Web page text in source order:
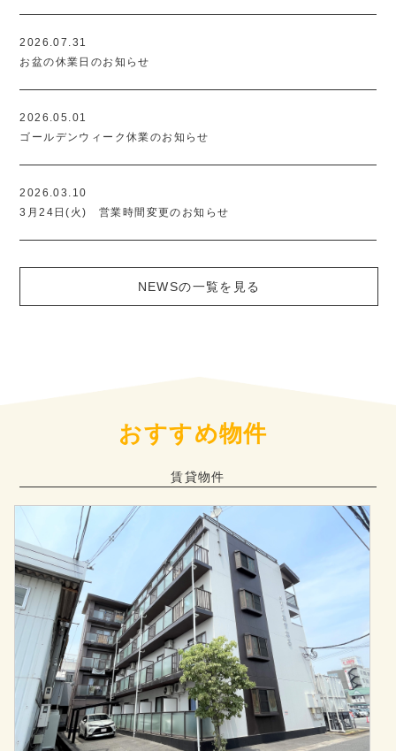
2026.07.31
お盆の休業日のお知らせ
2026.05.01
ゴールデンウィーク休業のお知らせ
2026.03.10
3月24日(火) 営業時間変更のお知らせ
NEWSの一覧を見る
おすすめ物件
賃貸物件